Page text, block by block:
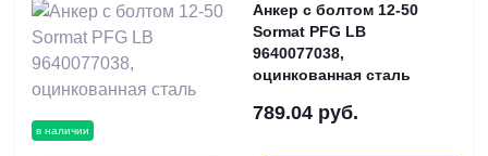
в наличии
Анкер с болтом 12-50
Sormat PFG LB
9640077038,
оцинкованная сталь
789.04 руб.